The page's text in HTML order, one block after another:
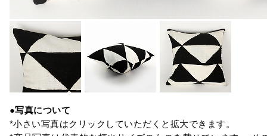
●写真について
*小さい写真はクリックしていただくと拡大できます。